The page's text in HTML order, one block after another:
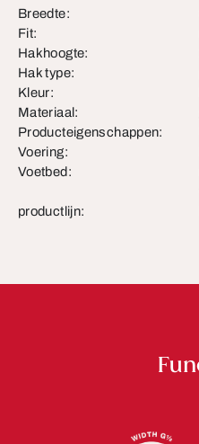
Breedte:
Fit:
Hakhoogte:
Hak type:
Kleur:
Materiaal:
Producteigenschappen:
Voering:
Voetbed:
productlijn: